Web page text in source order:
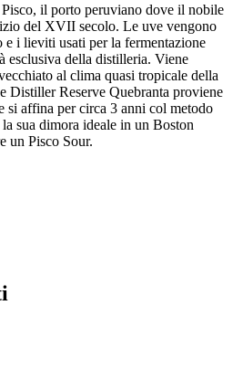
il porto peruviano dove il nobile
del XVII secolo. Le uve vengono
e i lieviti usati per la fermentazione
esclusiva della distilleria. Viene
al clima quasi tropicale della
Distiller Reserve Quebranta proviene
si affina per circa 3 anni col metodo
sua dimora ideale in un Boston
un Pisco Sour.